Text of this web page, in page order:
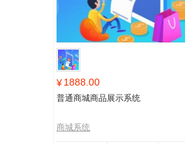
¥1888.00
普通商城商品展示系统
商城系统